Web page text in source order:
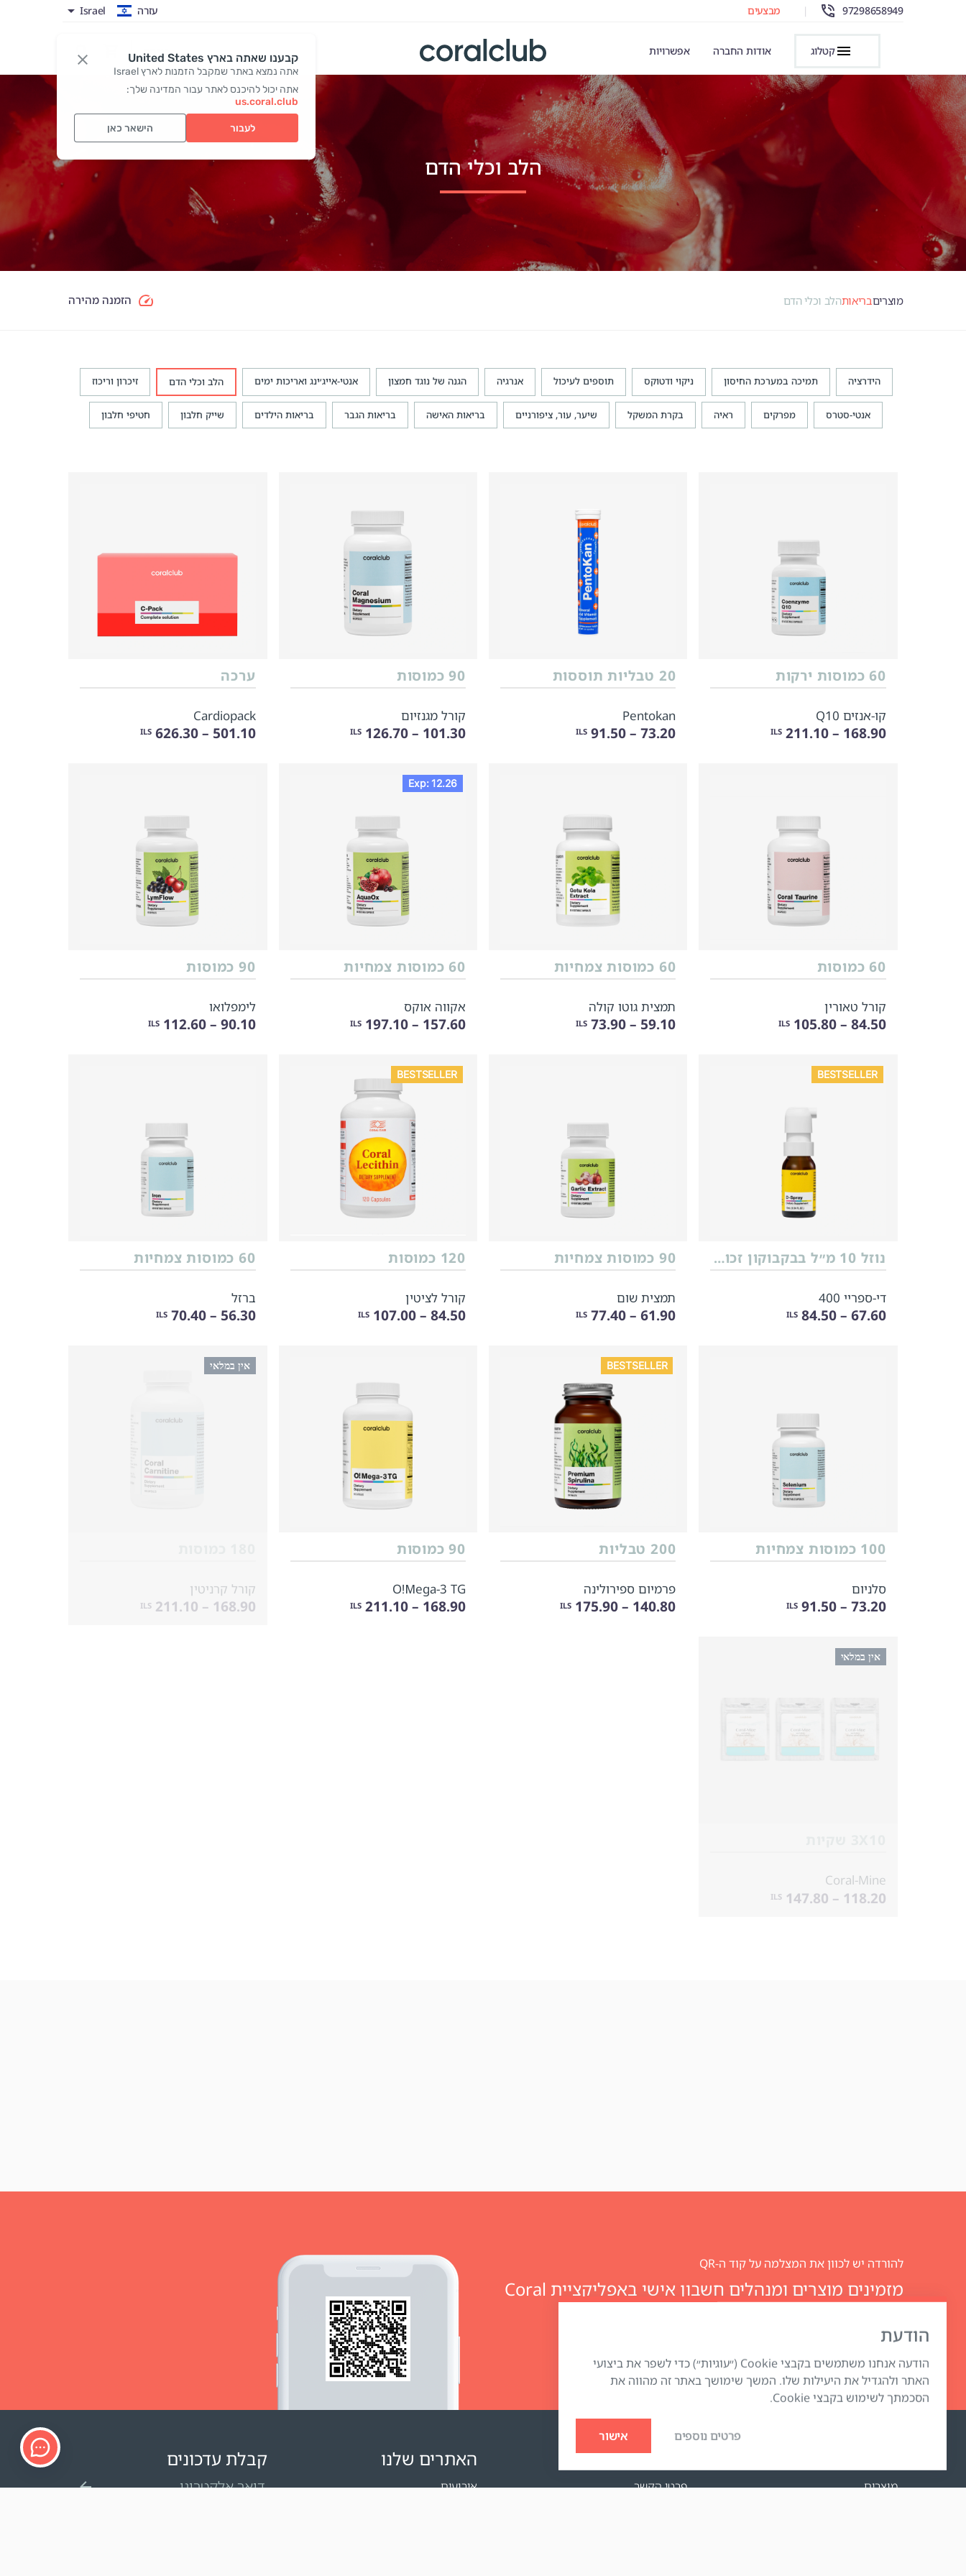
קבענו שאתה בארץ United States
אתה נמצא באתר שמקבל הזמנות לארץ Israel
אתה יכול להיכנס לאתר עבור המדינה שלך:
us.coral.club
לעבור הישאר כאן
97298658949
| מבצעים עזרה Israel
קטלוג אודות החברה אפשרויות כניסה
הלב וכלי הדם
מוצריםבריאותהלב וכלי הדם הזמנה מהירה
הידרציה תמיכה במערכת החיסון ניקוי ודטוקס תוספים לעיכול אנרגיה הגנה של נוגד חמצון אנטי-אייג׳ינג ואריכות ימים הלב וכלי הדם זיכרון וריכוז
אנטי-סטרס מפרקים ראיה בקרת המשקל שיער, עור, ציפורניים בריאות האישה בריאות הגבר בריאות הילדים שייק חלבון חטיפי חלבון
60 כמוסות ירקות
קו-אנזים Q10
168.90 – 211.10
ILS
20 טבליות תוססות
Pentokan
73.20 – 91.50
ILS
90 כמוסות
קורל מגנזיום
101.30 – 126.70
ILS
ערכה
Cardiopack
501.10 – 626.30
ILS
60 כמוסות
קורל טאורין
84.50 – 105.80
ILS
60 כמוסות צמחיות
תמצית גוטו קולה
59.10 – 73.90
ILS
Exp: 12.26
60 כמוסות צמחיות
אקווה אוקס
157.60 – 197.10
ILS
90 כמוסות
לימפלואו
90.10 – 112.60
ILS
BESTSELLER
נוזל 10 מ״ל בבקבוקון זכוכית עם מנפק
די-ספריי 400
67.60 – 84.50
ILS
90 כמוסות צמחיות
תמצית שום
61.90 – 77.40
ILS
BESTSELLER
120 כמוסות
קורל לציטין
84.50 – 107.00
ILS
60 כמוסות צמחיות
ברזל
56.30 – 70.40
ILS
100 כמוסות צמחיות
סלניום
73.20 – 91.50
ILS
BESTSELLER
200 טבליות
פרמיום ספירולינה
140.80 – 175.90
ILS
90 כמוסות
O!Мega-3 TG
168.90 – 211.10
ILS
קורל קרניטין
168.90 – 211.10
ILS
אין במלאי
Coral-Mine
118.20 – 147.80
ILS
אין במלאי
הודעת
הודעה אנחנו משתמשים בקבצי Cookie (״עוגיות״) כדי לשפר את ביצועי
האתר ולהגדיל את היעילות שלו. המשך שימושך באתר זה מהווה את
הסכמתך לשימוש בקבצי Cookie.
פרטים נוספים אישור
להורדה יש לכוון את המצלמה על קוד ה-QR
מזמינים מוצרים ומנהלים חשבון אישי באפליקציית Coral
מוצרים
תמיכה
פרטי הקשר
האתרים שלנו
אירועים
קבלת עדכונים